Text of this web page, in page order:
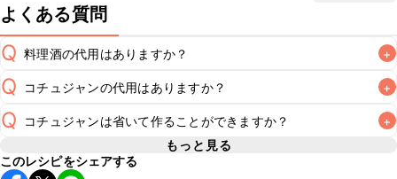
よくある質問
Q 料理酒の代用はありますか？ +
A
Q コチュジャンの代用はありますか？ +
A
Q コチュジャンは省いて作ることができますか？ +
使用量が少ない場合は省いてもお作りいただけますが、メイ
もっと見る
このレシピをシェアする